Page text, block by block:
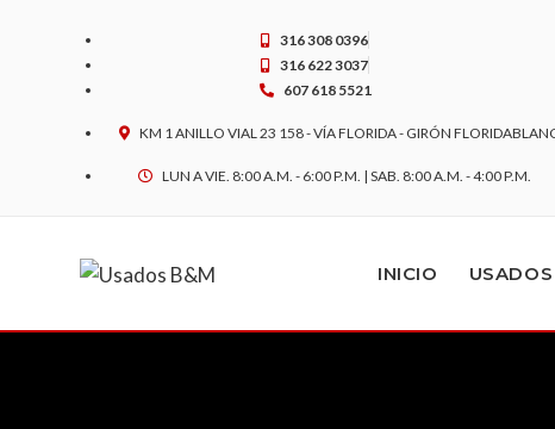
316 308 0396
316 622 3037
607 618 5521
KM 1 ANILLO VIAL 23 158 - VÍA FLORIDA - GIRÓN
LUN A VIE. 8:00 A.M. - 6:00 P.M. | SAB. 8:00 A.M. - 4:00 P.M.
INICIO USADOS